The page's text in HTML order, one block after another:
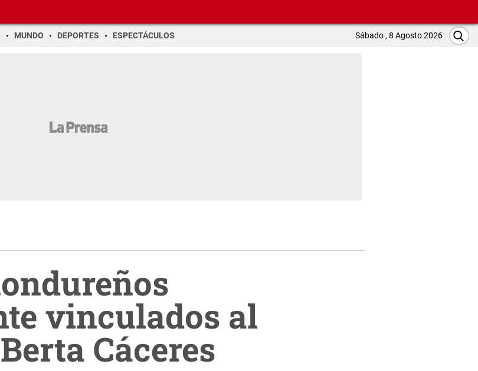
MUNDO DEPORTES ESPECTÁCULOS Sábado , 8 Agosto 2026
vinculados al
Cáceres